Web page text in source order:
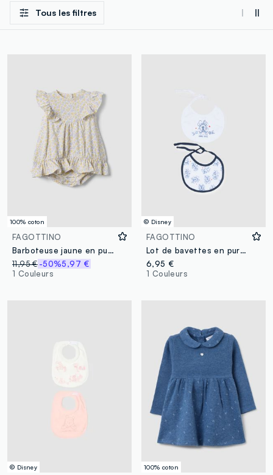
Tous les filtres
100% coton
FAGOTTINO
Barboteuse jaune en pur coton à volant et imprimé fleuri pour bébé fille
11,95 €-50%5,97 €
1 Couleurs
© Disney
FAGOTTINO
Lot de bavettes en pur coton multicolore pour bébés avec broderies Disney
6,95 €
1 Couleurs
© Disney 100% coton